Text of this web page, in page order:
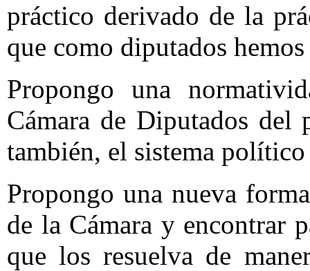
práctico derivado de la
que como diputados
Propongo una
Cámara de Diputados
también, el sistema
Propongo una nueva
de la Cámara y encontrar
que los resuelva de